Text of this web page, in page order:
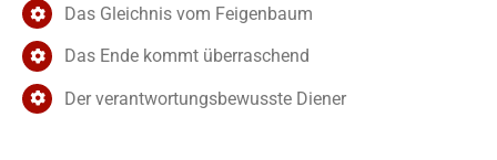
Das Gleichnis vom Feigenbaum
Das Ende kommt überraschend
Der verantwortungsbewusste Diener